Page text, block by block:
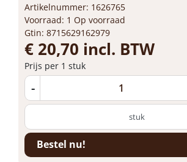
Artikelnummer: 1626765
Voorraad: 1 Op voorraad
Gtin: 8715629162979
€ 20,70 incl. BTW
Prijs per 1 stuk
-
stuk
Bestel nu!